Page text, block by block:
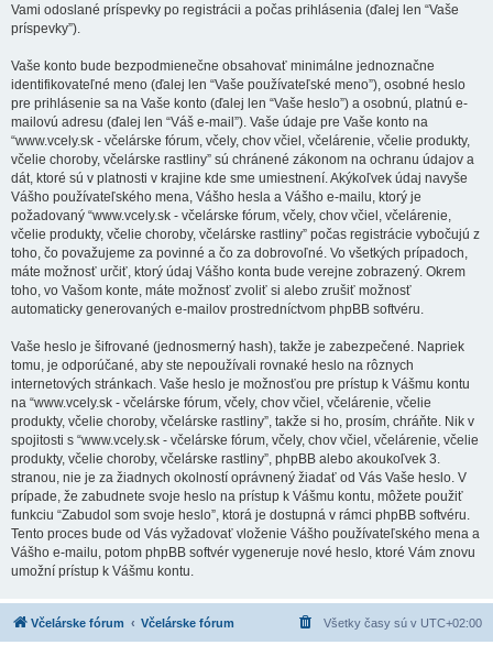
Vami odoslané príspevky po registrácii a počas prihlásenia (ďalej len “Vaše
príspevky”).
Vaše konto bude bezpodmienečne obsahovať minimálne jednoznačne
identifikovateľné meno (ďalej len “Vaše používateľské meno”), osobné heslo
pre prihlásenie sa na Vaše konto (ďalej len “Vaše heslo”) a osobnú, platnú e-
mailovú adresu (ďalej len “Váš e-mail”). Vaše údaje pre Vaše konto na
“www.vcely.sk - včelárske fórum, včely, chov včiel, včelárenie, včelie produkty,
včelie choroby, včelárske rastliny” sú chránené zákonom na ochranu údajov a
dát, ktoré sú v platnosti v krajine kde sme umiestnení. Akýkoľvek údaj navyše
Vášho používateľského mena, Vášho hesla a Vášho e-mailu, ktorý je
požadovaný “www.vcely.sk - včelárske fórum, včely, chov včiel, včelárenie,
včelie produkty, včelie choroby, včelárske rastliny” počas registrácie vybočujú z
toho, čo považujeme za povinné a čo za dobrovoľné. Vo všetkých prípadoch,
máte možnosť určiť, ktorý údaj Vášho konta bude verejne zobrazený. Okrem
toho, vo Vašom konte, máte možnosť zvoliť si alebo zrušiť možnosť
automaticky generovaných e-mailov prostredníctvom phpBB softvéru.
Vaše heslo je šifrované (jednosmerný hash), takže je zabezpečené. Napriek
tomu, je odporúčané, aby ste nepoužívali rovnaké heslo na rôznych
internetových stránkach. Vaše heslo je možnosťou pre prístup k Vášmu kontu
na “www.vcely.sk - včelárske fórum, včely, chov včiel, včelárenie, včelie
produkty, včelie choroby, včelárske rastliny”, takže si ho, prosím, chráňte. Nik v
spojitosti s “www.vcely.sk - včelárske fórum, včely, chov včiel, včelárenie, včelie
produkty, včelie choroby, včelárske rastliny”, phpBB alebo akoukoľvek 3.
stranou, nie je za žiadnych okolností oprávnený žiadať od Vás Vaše heslo. V
prípade, že zabudnete svoje heslo na prístup k Vášmu kontu, môžete použiť
funkciu “Zabudol som svoje heslo”, ktorá je dostupná v rámci phpBB softvéru.
Tento proces bude od Vás vyžadovať vloženie Vášho používateľského mena a
Vášho e-mailu, potom phpBB softvér vygeneruje nové heslo, ktoré Vám znovu
umožní prístup k Vášmu kontu.
Včelárske fórum Včelárske fórum Všetky časy sú v UTC+02:00